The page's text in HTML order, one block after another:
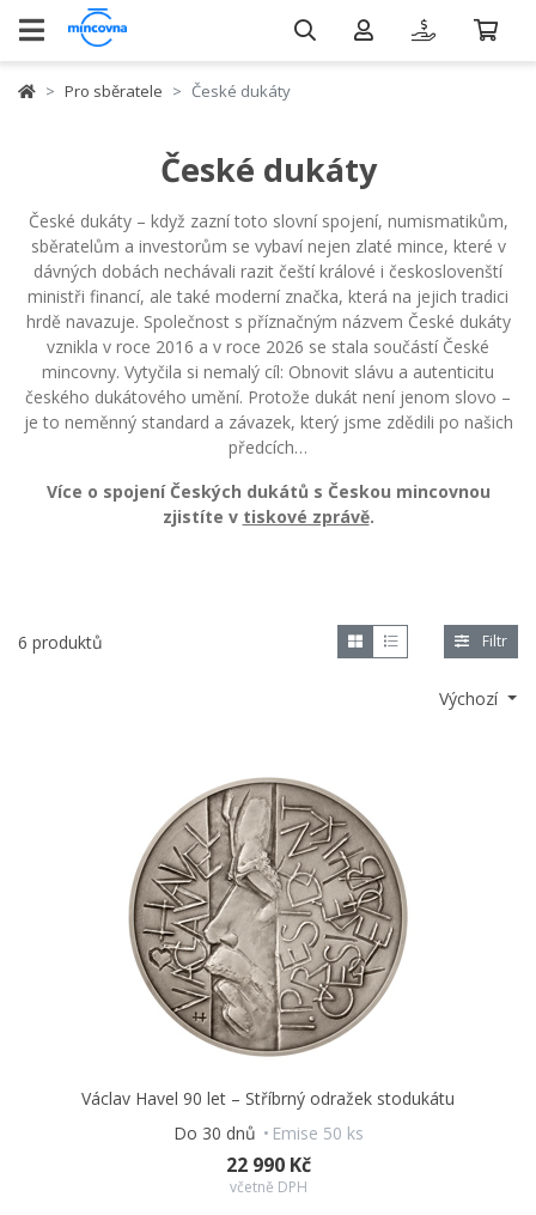
Pro sběratele České dukáty
České dukáty
České dukáty – když zazní toto slovní spojení, numismatikům,
sběratelům a investorům se vybaví nejen zlaté mince, které v
dávných dobách nechávali razit čeští králové i českoslovenští
ministři financí, ale také moderní značka, která na jejich tradici
hrdě navazuje. Společnost s příznačným názvem České dukáty
vznikla v roce 2016 a v roce 2026 se stala součástí České
mincovny. Vytyčila si nemalý cíl: Obnovit slávu a autenticitu
českého dukátového umění. Protože dukát není jenom slovo –
je to neměnný standard a závazek, který jsme zdědili po našich
předcích…
Více o spojení Českých dukátů s Českou mincovnou
zjistíte v tiskové zprávě.
Výchozí
6 produktů Filtr
Václav Havel 90 let – Stříbrný odražek stodukátu
Do 30 dnů
Emise 50 ks
22 990 Kč
včetně DPH